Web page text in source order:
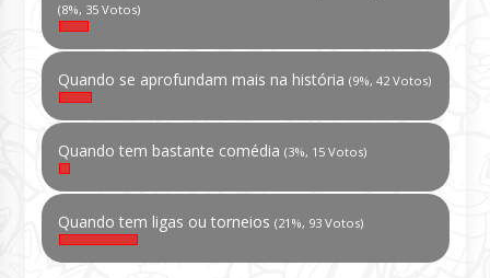
(8%, 35 Votos)
Quando se aprofundam mais na história (9%, 42 Votos)
Quando tem bastante comédia (3%, 15 Votos)
Quando tem ligas ou torneios (21%, 93 Votos)